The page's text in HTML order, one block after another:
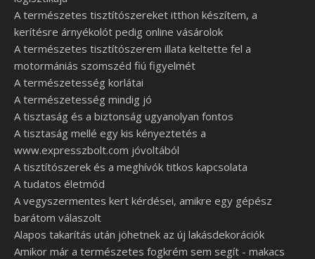
A természetes tisztítószereket itthon készítem, a
kerítésre árnyékolót pedig online vásárolok
A természetes tisztítószerem illata keltette fel a
motormániás szomszéd fiú figyelmét
A természetesség korlátai
A természetesség mindig jó
A tisztaság és a biztonság ugyanolyan fontos
A tisztaság mellé egy kis kényeztetés a
www.expresszbolt.com jóvoltából
A tisztítószerek és a meghívók titkos kapcsolata
A tudatos életmód
A vegyszermentes kert kérdései, amikre egy gépész
barátom válaszolt
Alapos takarítás után jöhetnek az új lakásdekorációk
Amikor már a természetes fogkrém sem segít - makacs